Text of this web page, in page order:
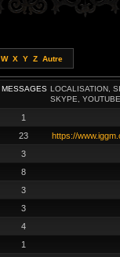
W X Y Z Autre
MESSAGES LOCALISATION,
SKYPE,
1
23 https://
3
8
3
3
4
1